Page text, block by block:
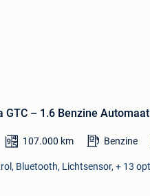
GTC – 1.6 Benzine
107.000 km Benzine
Bluetooth, Lichtsensor, + 13